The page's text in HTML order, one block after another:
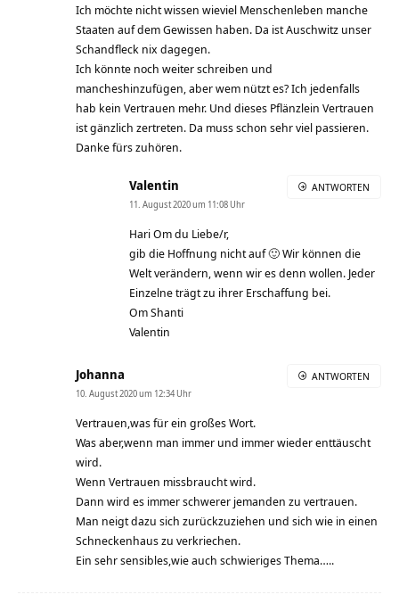
Ich möchte nicht wissen wieviel Menschenleben manche
Staaten auf dem Gewissen haben. Da ist Auschwitz unser
Schandfleck nix dagegen.
Ich könnte noch weiter schreiben und
mancheshinzufügen, aber wem nützt es? Ich jedenfalls
hab kein Vertrauen mehr. Und dieses Pflänzlein Vertrauen
ist gänzlich zertreten. Da muss schon sehr viel passieren.
Danke fürs zuhören.
Valentin
11. August 2020 um 11:08 Uhr
Hari Om du Liebe/r,
gib die Hoffnung nicht auf 🙂 Wir können die
Welt verändern, wenn wir es denn wollen. Jeder
Einzelne trägt zu ihrer Erschaffung bei.
Om Shanti
Valentin
ANTWORTEN
Johanna
10. August 2020 um 12:34 Uhr
Vertrauen,was für ein großes Wort.
Was aber,wenn man immer und immer wieder enttäuscht
wird.
Wenn Vertrauen missbraucht wird.
Dann wird es immer schwerer jemanden zu vertrauen.
Man neigt dazu sich zurückzuziehen und sich wie in einen
Schneckenhaus zu verkriechen.
Ein sehr sensibles,wie auch schwieriges Thema…..
ANTWORTEN